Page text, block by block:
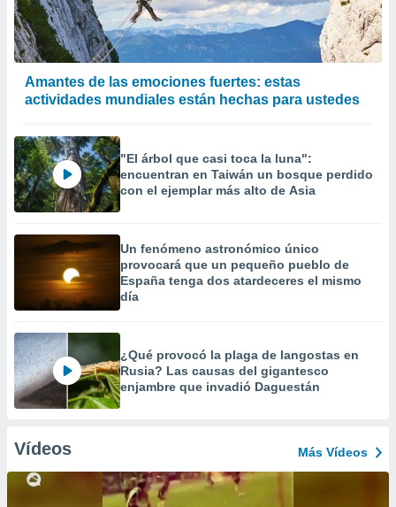
Amantes de las emociones fuertes: estas
actividades mundiales están hechas para ustedes
"El árbol que casi toca la luna":
encuentran en Taiwán un bosque perdido
con el ejemplar más alto de Asia
Un fenómeno astronómico único
provocará que un pequeño pueblo de
España tenga dos atardeceres el mismo
día
¿Qué provocó la plaga de langostas en
Rusia? Las causas del gigantesco
enjambre que invadió Daguestán
Vídeos Más Vídeos